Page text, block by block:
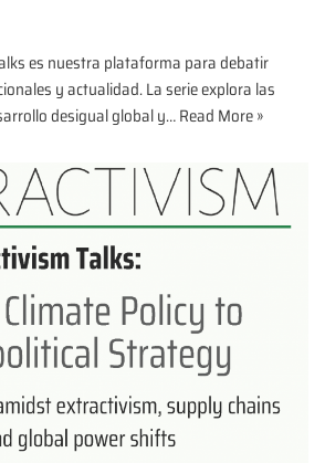
es nuestra plataforma para debatir
y actualidad. La serie explora las
desigual global y…Read More »